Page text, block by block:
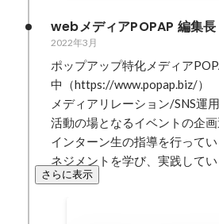
webメディアPOPAP 編集長
2022年3月
ポップアップ特化メディア
中（https://www.popap.biz/）
メディアリレーション/SNS運
活動の場となるイベントの企画
インターン生の指導を行って
ネジメントを学び、実践してい
さらに表示